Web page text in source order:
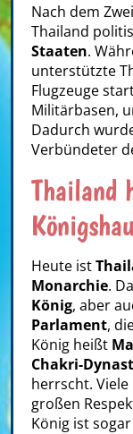
Nach dem
Thailand
Staaten.
unterstützte
Flugzeuge
Militärbasen,
Dadurch
Verbündeter
Thailand
Heute ist
Monarchie.
König, aber
Parlament,
König heißt
Chakri-
herrscht.
großen
König ist